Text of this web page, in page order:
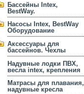
Бассейны Intex,
BestWay.
Насосы Intex, BestWay
Оборудование
Аксессуары для
бассейнов. Чехлы
Надувные лодки ПВХ,
весла intex, крепления
Матрасы для плавания,
надувные кресла